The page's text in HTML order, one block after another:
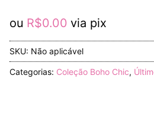
ou R$0.00 via pix
SKU: Não aplicável
Categorias: Coleção Boho Chic,